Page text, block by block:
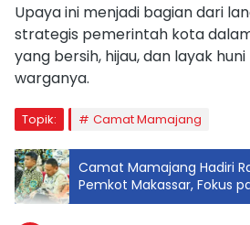
Upaya ini menjadi bagian dari
strategis pemerintah kota
yang bersih, hijau, dan layak
warganya.
Topik: Camat Mamajang
Camat Mamajang Hadiri
Pemkot Makassar, Fokus
Program dan Persiapan